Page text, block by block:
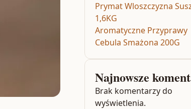
Prymat Wloszczyzna
1,6KG
Aromatyczne Przyprawy
Cebula Smażona 200G
Najnowsze
Brak komentarzy do
wyświetlenia.